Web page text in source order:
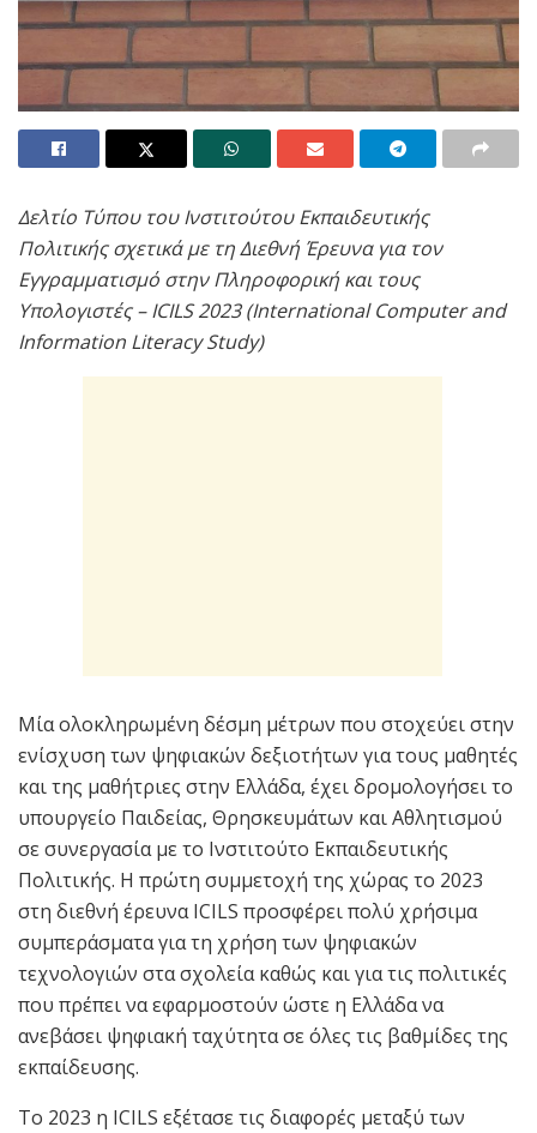
Δελτίο Τύπου του Ινστιτούτου Εκπαιδευτικής
Πολιτικής σχετικά με τη Διεθνή Έρευνα για τον
Eγγραμματισμό στην Πληροφορική και τους
Υπολογιστές – ICILS 2023 (International Computer and
Information Literacy Study)
Μία ολοκληρωμένη δέσμη μέτρων που στοχεύει στην
ενίσχυση των ψηφιακών δεξιοτήτων για τους μαθητές
και της μαθήτριες στην Ελλάδα, έχει δρομολογήσει το
υπουργείο Παιδείας, Θρησκευμάτων και Αθλητισμού
σε συνεργασία με το Ινστιτούτο Εκπαιδευτικής
Πολιτικής. Η πρώτη συμμετοχή της χώρας το 2023
στη διεθνή έρευνα ICILS προσφέρει πολύ χρήσιμα
συμπεράσματα για τη χρήση των ψηφιακών
τεχνολογιών στα σχολεία καθώς και για τις πολιτικές
που πρέπει να εφαρμοστούν ώστε η Ελλάδα να
ανεβάσει ψηφιακή ταχύτητα σε όλες τις βαθμίδες της
εκπαίδευσης.
Το 2023 η ICILS εξέτασε τις διαφορές μεταξύ των